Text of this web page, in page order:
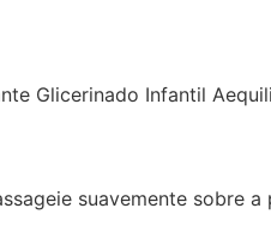
Glicerinado Infantil
suavemente sobre a